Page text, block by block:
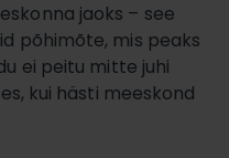
jaoks – see
põhimõte, mis peaks
ei peitu mitte juhi
kui hästi meeskond